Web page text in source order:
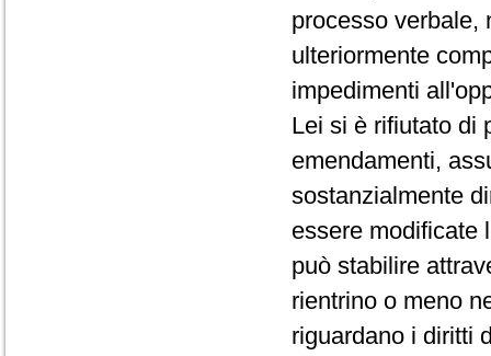
processo verbale,
ulteriormente
impedimenti
Lei si è rifiutato di
emendamenti,
sostanzialmente
essere modificate
può stabilire
rientrino o meno
riguardano i diritti